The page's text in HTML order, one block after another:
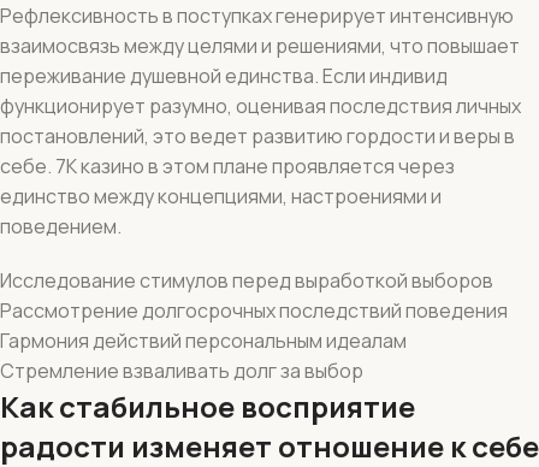
Рефлексивность в поступках генерирует интенсивную
взаимосвязь между целями и решениями, что повышает
переживание душевной единства. Если индивид
функционирует разумно, оценивая последствия личных
постановлений, это ведет развитию гордости и веры в
себе. 7К казино в этом плане проявляется через
единство между концепциями, настроениями и
поведением.
Исследование стимулов перед выработкой выборов
Рассмотрение долгосрочных последствий поведения
Гармония действий персональным идеалам
Стремление взваливать долг за выбор
Как стабильное восприятие
радости изменяет отношение к себе